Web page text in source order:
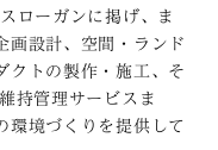
ローガンに掲げ、ま
画設計、空間・ランド
クトの製作・施工、そ
持管理サービスま
環境づくりを提供して